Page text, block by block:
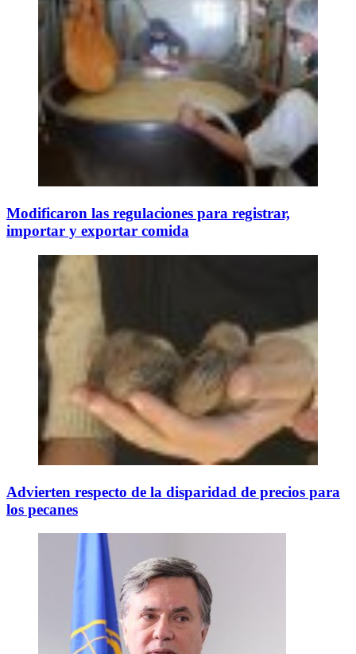
Modificaron las regulaciones para registrar,
importar y exportar comida
Advierten respecto de la disparidad de precios para
los pecanes